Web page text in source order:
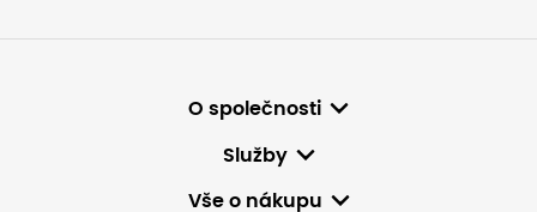
O společnosti
Služby
Vše o nákupu